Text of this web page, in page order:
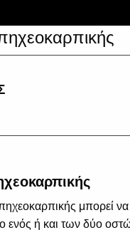
μπορεί
ενός ή και των δύο